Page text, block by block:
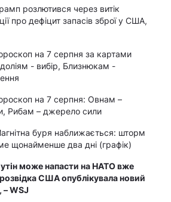
розлютився через витік
про дефіцит запасів зброї у США,
на 7 серпня за картами
- вибір, Близнюкам -
на 7 серпня: Овнам –
Рибам – джерело сили
буря наближається: шторм
щонайменше два дні (графік)
може напасти на НАТО вже
США опублікувала новий
– WSJ